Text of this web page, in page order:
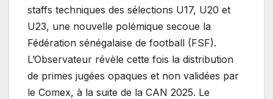
staffs techniques des sélections U17, U20 et
U23, une nouvelle polémique secoue la
Fédération sénégalaise de football (FSF).
L’Observateur révèle cette fois la distribution
de primes jugées opaques et non validées par
le Comex, à la suite de la CAN 2025. Le